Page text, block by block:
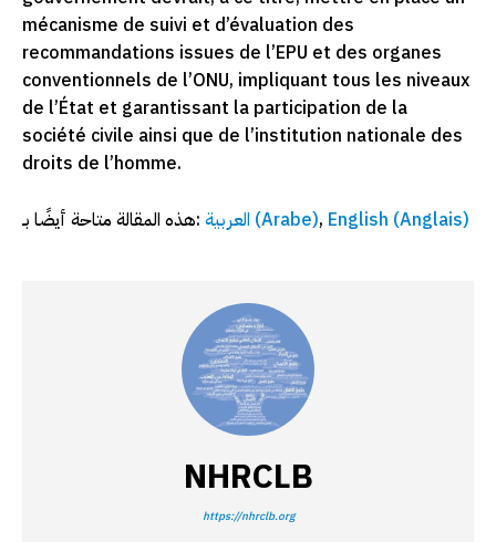
mécanisme de suivi et d’évaluation des
recommandations issues de l’EPU et des organes
conventionnels de l’ONU, impliquant tous les niveaux
de l’État et garantissant la participation de la
société civile ainsi que de l’institution nationale des
droits de l’homme.
هذه المقالة متاحة أيضًا بـ: العربية (Arabe) English (Anglais)
NHRCLB
https://nhrclb.org